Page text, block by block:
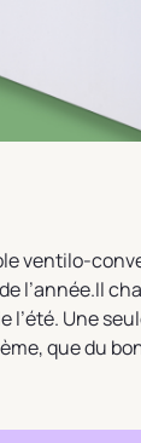
ventilo-
l’année.Il
l’été. Une
que du